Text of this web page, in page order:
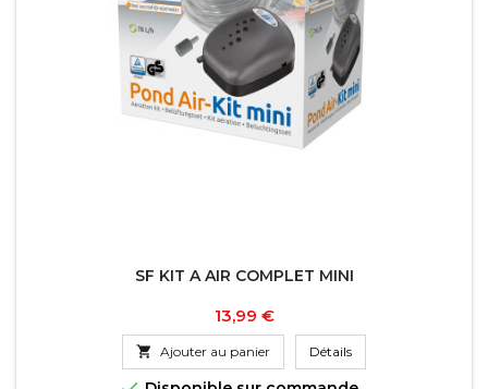
SF KIT A AIR COMPLET MINI
Prix
13,99 €
 Ajouter au panier Détails